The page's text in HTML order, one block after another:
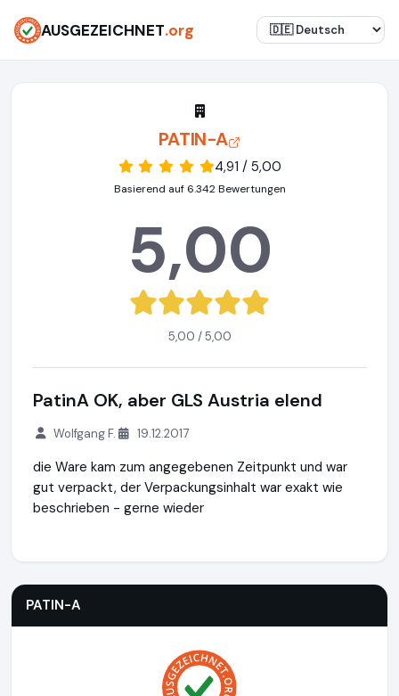
AUSGEZEICHNET.org
PATIN-A
4,91 / 5,00
Basierend auf 6.342 Bewertungen
5,00
5,00 / 5,00
PatinA OK, aber GLS Austria elend
Wolfgang F. 19.12.2017
die Ware kam zum angegebenen Zeitpunkt und war
gut verpackt, der Verpackungsinhalt war exakt wie
beschrieben - gerne wieder
PATIN-A